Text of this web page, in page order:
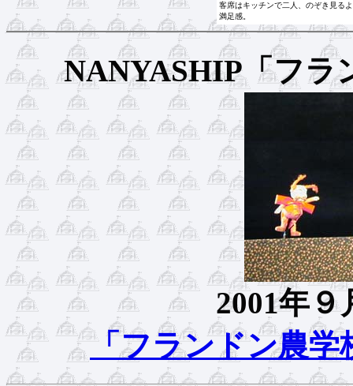
客席はキッチンで二人、のぞき見る
満足感。
NANYASHIP「フラ
2001年
「フランドン農学